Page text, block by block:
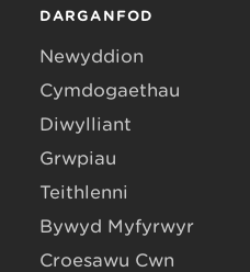
DARGANFOD
Newyddion
Cymdogaethau
Diwylliant
Grwpiau
Teithlenni
Bywyd Myfyrwyr
Croesawu Cŵn